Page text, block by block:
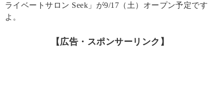
ライベートサロン Seek」が9/17（土）オープン予定です
よ。
【広告・スポンサーリンク】